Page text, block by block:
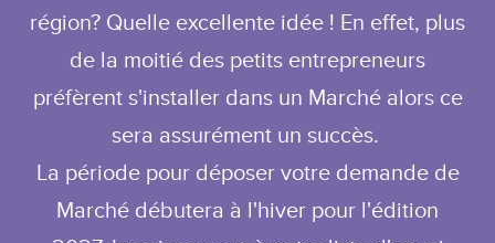
région? Quelle excellente idée ! En effet, plus
de la moitié des petits entrepreneurs
préfèrent s'installer dans un Marché alors ce
sera assurément un succès.
La période pour déposer votre demande de
Marché débutera à l'hiver pour l'édition